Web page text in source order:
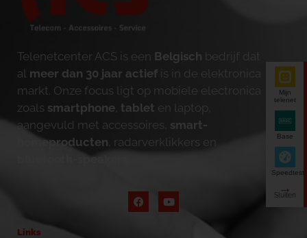
Telenetcenter ACS is een Belgisch bedrijf dat
al meer dan 30 jaar actief is in de elektronica
markt. Onze focus ligt op mobiele electronica
zoals smartphone tablet en laptop,
aangevuld met accessoires, smart-
homeproducten , radarverklikkers en
bluetooth-speakers
Links
Mijn
telenet
Base
Speedtest